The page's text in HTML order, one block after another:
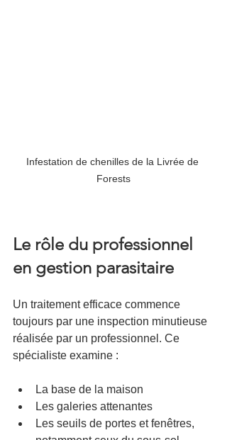
Infestation de chenilles de la Livrée de
Forests
Le rôle du professionnel
en gestion parasitaire
Un traitement efficace commence
toujours par une inspection minutieuse
réalisée par un professionnel. Ce
spécialiste examine :
La base de la maison
Les galeries attenantes
Les seuils de portes et fenêtres,